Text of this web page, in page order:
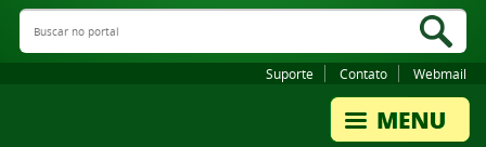
Buscar no portal
Suporte Contato Webmail